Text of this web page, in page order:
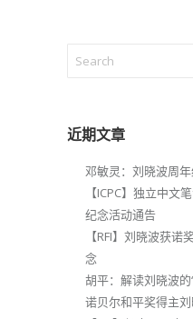
近期文章
邓敏灵：刘晓波周
【ICPC】独立中文
纪念活动通告
【RFI】刘晓波获
念
胡平：解读刘晓波
诺贝尔和平奖得主